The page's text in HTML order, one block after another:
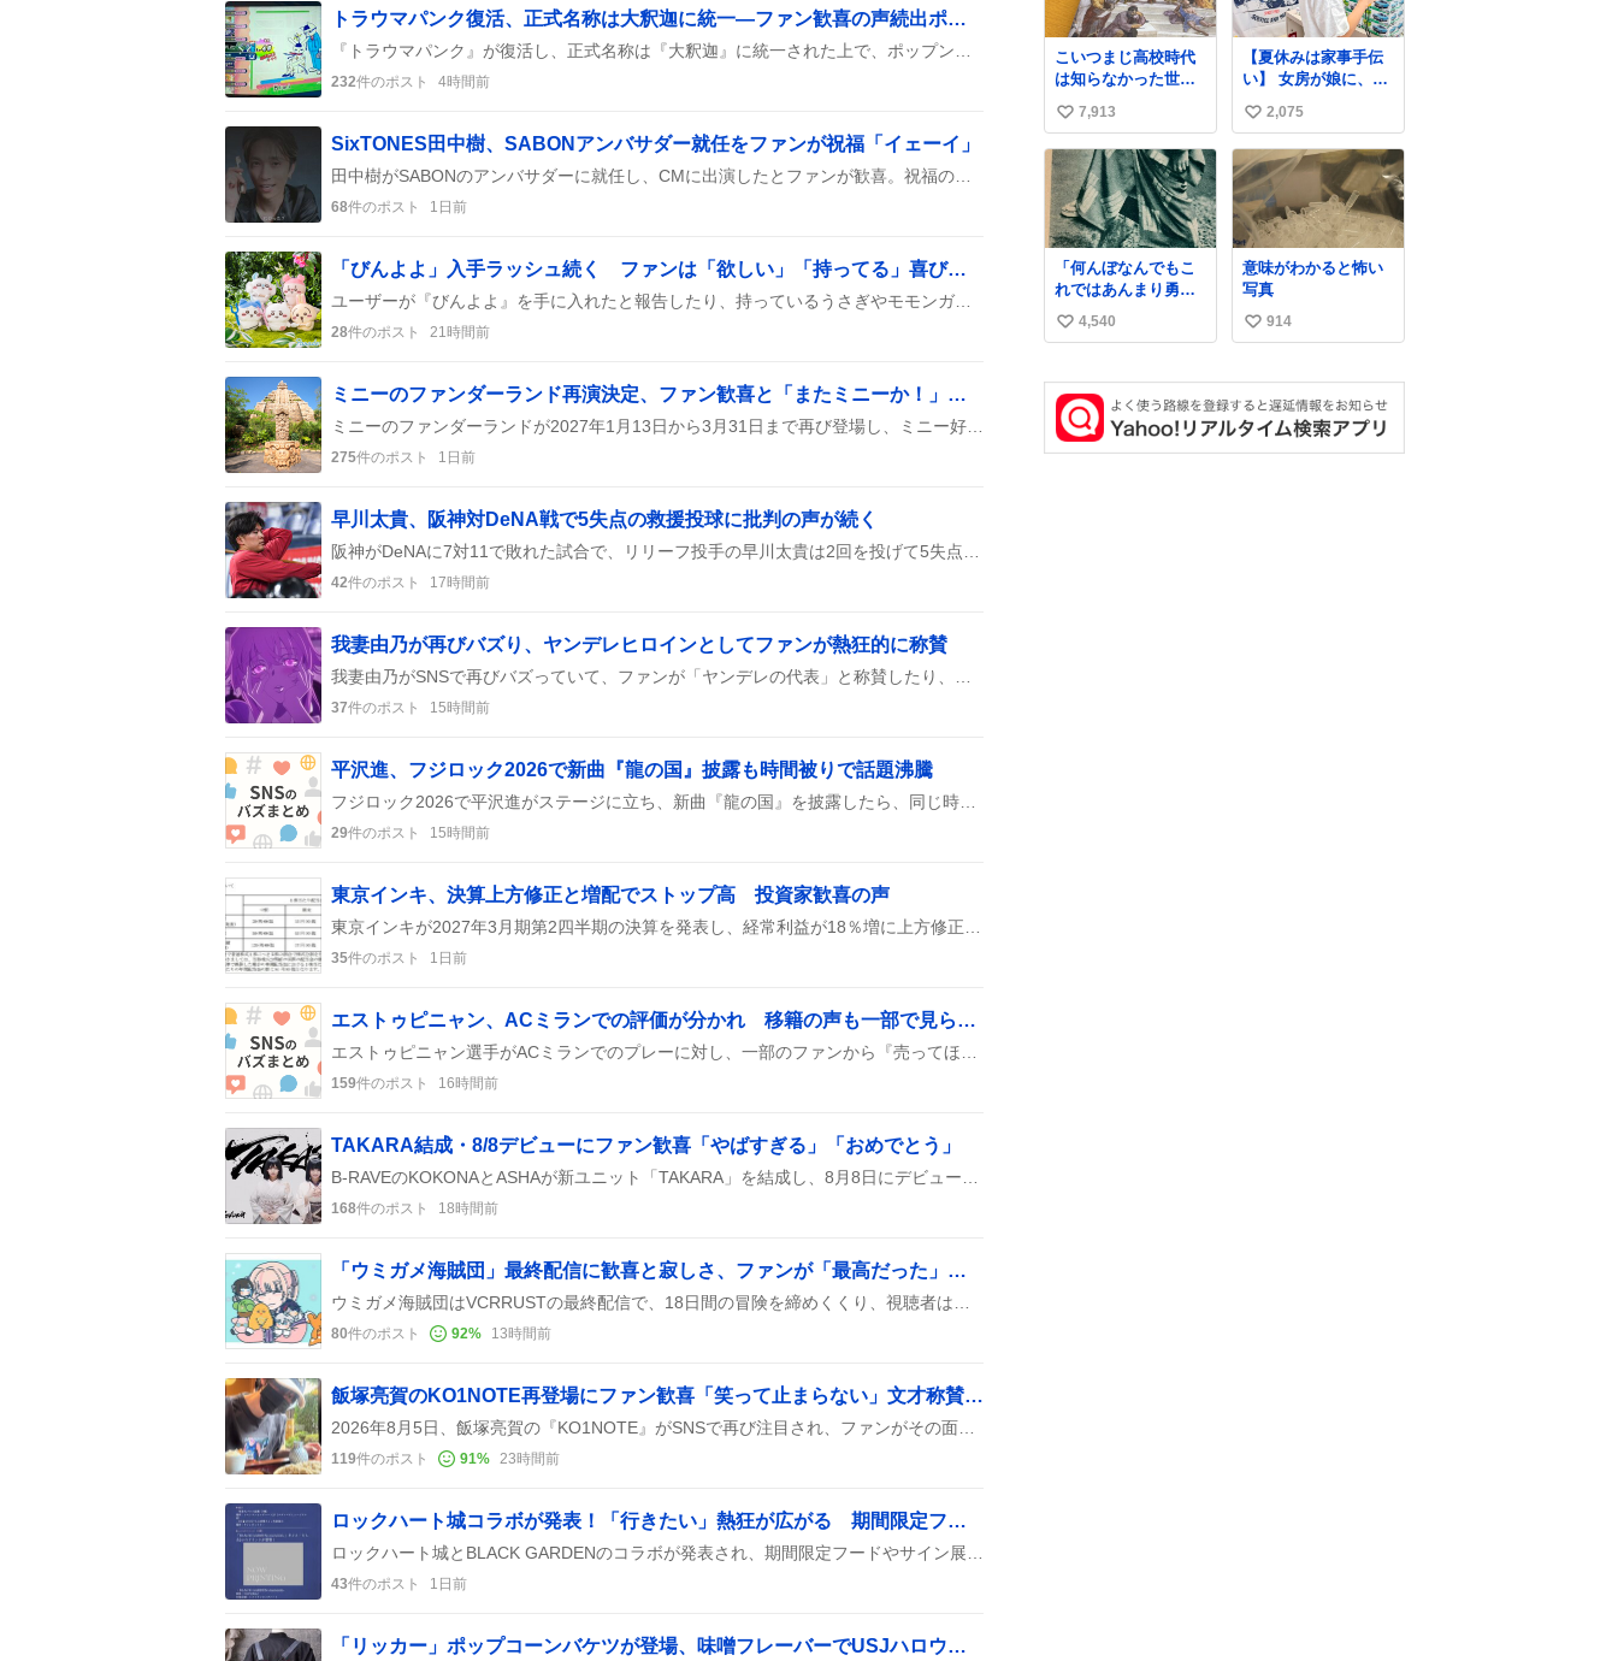
トラウマパンク復活、正式名称は大釈迦に統一―ファン歓喜の声続出ポップンミュージック再収録で
232件のポスト 4時間前
SixTONES田中樹、SABONアンバサダー就任をファンが祝福「イェーイ」
68件のポスト 1日前
「びんよよ」入手ラッシュ続く ファンは「欲しい」「持ってる」喜びの声が広がる
28件のポスト 21時間前
ミニーのファンダーランド再演決定、ファン歓喜と「またミニーか！」の声が交錯
275件のポスト 1日前
早川太貴、阪神対DeNA戦で5失点の救援投球に批判の声が続く
42件のポスト 17時間前
我妻由乃が再びバズり、ヤンデレヒロインとしてファンが熱狂的に称賛
37件のポスト 15時間前
平沢進、フジロック2026で新曲『龍の国』披露も時間被りで話題沸騰
29件のポスト 15時間前
東京インキ、決算上方修正と増配でストップ高 投資家歓喜の声
35件のポスト 1日前
エストゥピニャン、ACミランでの評価が分かれ 移籍の声も一部で見られる
159件のポスト 16時間前
TAKARA結成・8/8デビューにファン歓喜「やばすぎる」「おめでとう」
168件のポスト 18時間前
「ウミガメ海賊団」最終配信に歓喜と寂しさ、ファンが「最高だった」「またやりたい」と熱狂
80件のポスト 92% 13時間前
飯塚亮賀のKO1NOTE再登場にファン歓喜「笑って止まらない」文才称賛の声続く新造語も話題に
119件のポスト 91% 23時間前
ロックハート城コラボが発表！「行きたい」熱狂が広がる 期間限定フードやサイン展示も注目
43件のポスト 1日前
「リッカー」ポップコーンバケツが登場、味噌フレーバーでUSJハロウィーンを盛り上げる
こいつまじ高校時代
は知らなかった世界
史が溢れすぎてて
𝑩𝑰𝑮 𝑳𝑶𝑽𝑬＿＿
い
い
ね
数
7,913
【夏休みは家事手伝
い】 女房が娘に、働
いたらバイト代もら
えば？と言ったら、
娘は、いらない、と
言って黙々と働いて
くれました。 あとで
ソフトクリーム買っ
てやろうと思いまし
た。
い
い
ね
数
2,075
「何んぼなんでもこ
れではあんまり勇敢
すぎます。」 女性の
立ち振る舞い指南コ
ない」という言葉を
使わず「勇敢すぎま
す」と洒落っ気たっ
い
ね
数
4,540
意味がわかると怖い
写真
い
ね
数
914